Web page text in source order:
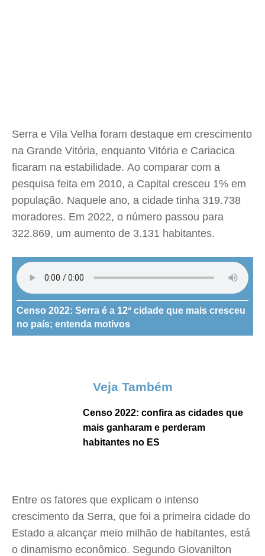
Serra e Vila Velha foram destaque em crescimento
na Grande Vitória, enquanto Vitória e Cariacica
ficaram na estabilidade. Ao comparar com a
pesquisa feita em 2010, a Capital cresceu 1% em
população. Naquele ano, a cidade tinha 319.738
moradores. Em 2022, o número passou para
322.869, um aumento de 3.131 habitantes.
Censo 2022: Serra é a 12ª cidade que mais cresceu
no país; entenda motivos
Veja Também
Censo 2022: confira as cidades que
mais ganharam e perderam
habitantes no ES
Entre os fatores que explicam o intenso
crescimento da Serra, que foi a primeira cidade do
Estado a alcançar meio milhão de habitantes, está
o dinamismo econômico. Segundo Giovanilton